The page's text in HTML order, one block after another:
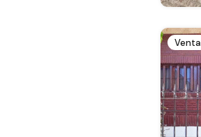
Venta